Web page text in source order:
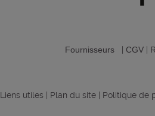
Fournisseurs CGV
Liens utiles Plan du site Politique de